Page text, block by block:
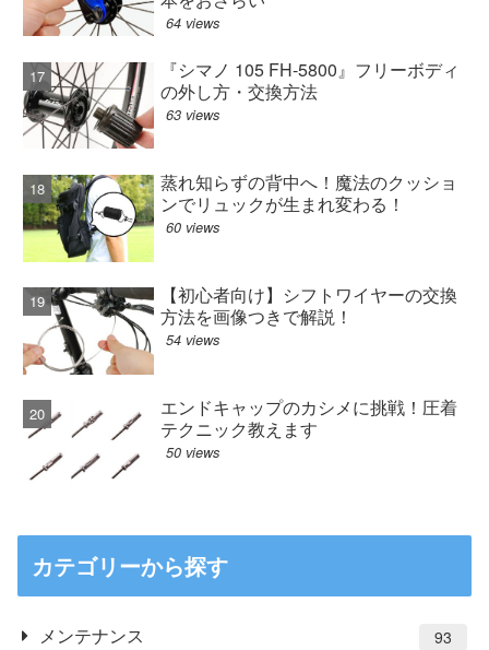
64 views
『シマノ 105 FH-5800』フリーボディ
の外し方・交換方法
63 views
蒸れ知らずの背中へ！魔法のクッショ
ンでリュックが生まれ変わる！
60 views
【初心者向け】シフトワイヤーの交換
方法を画像つきで解説！
54 views
エンドキャップのカシメに挑戦！圧着
テクニック教えます
50 views
カテゴリーから探す
メンテナンス 93